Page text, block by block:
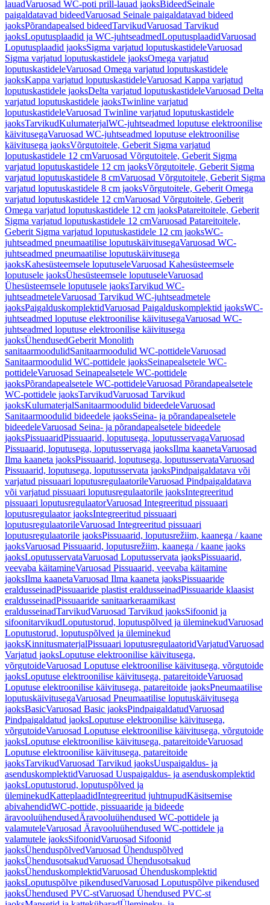
lauadVaruosad WC-poti prill-lauad jaoksBideedSeinale
paigaldatavad bideedVaruosad Seinale paigaldatavad bideed
jaoksPõrandapealsed bideedTarvikudVaruosad Tarvikud
jaoksLoputusplaadid ja WC-juhtseadmedLoputusplaadidVaruosad
Loputusplaadid jaoksSigma varjatud loputuskastideleVaruosad
Sigma varjatud loputuskastidele jaoksOmega varjatud
loputuskastideleVaruosad Omega varjatud loputuskastidele
jaoksKappa varjatud loputuskastideleVaruosad Kappa varjatud
loputuskastidele jaoksDelta varjatud loputuskastideleVaruosad Delta
varjatud loputuskastidele jaoksTwinline varjatud
loputuskastideleVaruosad Twinline varjatud loputuskastidele
jaoksTarvikudKulumaterjalWC-juhtseadmed loputuse elektroonilise
käivitusegaVaruosad WC-juhtseadmed loputuse elektroonilise
käivitusega jaoksVõrgutoitele, Geberit Sigma varjatud
loputuskastidele 12 cmVaruosad Võrgutoitele, Geberit Sigma
varjatud loputuskastidele 12 cm jaoksVõrgutoitele, Geberit Sigma
varjatud loputuskastidele 8 cmVaruosad Võrgutoitele, Geberit Sigma
varjatud loputuskastidele 8 cm jaoksVõrgutoitele, Geberit Omega
varjatud loputuskastidele 12 cmVaruosad Võrgutoitele, Geberit
Omega varjatud loputuskastidele 12 cm jaoksPatareitoitele, Geberit
Sigma varjatud loputuskastidele 12 cmVaruosad Patareitoitele,
Geberit Sigma varjatud loputuskastidele 12 cm jaoksWC-
juhtseadmed pneumaatilise loputuskäivitusegaVaruosad WC-
juhtseadmed pneumaatilise loputuskäivitusega
jaoksKahesüsteemsele loputuseleVaruosad Kahesüsteemsele
loputusele jaoksÜhesüsteemsele loputuseleVaruosad
Ühesüsteemsele loputusele jaoksTarvikud WC-
juhtseadmeteleVaruosad Tarvikud WC-juhtseadmetele
jaoksPaigalduskomplektidVaruosad Paigalduskomplektid jaoksWC-
juhtseadmed loputuse elektroonilise käivitusegaVaruosad WC-
juhtseadmed loputuse elektroonilise käivitusega
jaoksÜhendusedGeberit Monolith
sanitaarmoodulidSanitaarmoodulid WC-pottideleVaruosad
Sanitaarmoodulid WC-pottidele jaoksSeinapealsetele WC-
pottideleVaruosad Seinapealsetele WC-pottidele
jaoksPõrandapealsetele WC-pottideleVaruosad Põrandapealsetele
WC-pottidele jaoksTarvikudVaruosad Tarvikud
jaoksKulumaterjalSanitaarmoodulid bideedeleVaruosad
Sanitaarmoodulid bideedele jaoksSeina- ja põrandapealsetele
bideedeleVaruosad Seina- ja põrandapealsetele bideedele
jaoksPissuaaridPissuaarid, loputusega, loputusservagaVaruosad
Pissuaarid, loputusega, loputusservaga jaoksIlma kaanetaVaruosad
Ilma kaaneta jaoksPissuaarid, loputusega, loputusservataVaruosad
Pissuaarid, loputusega, loputusservata jaoksPindpaigaldatava või
varjatud pissuaari loputusregulaatorileVaruosad Pindpaigaldatava
või varjatud pissuaari loputusregulaatorile jaoksIntegreeritud
pissuaari loputusregulaatorVaruosad Integreeritud pissuaari
loputusregulaator jaoksIntegreeritud pissuaari
loputusregulaatorileVaruosad Integreeritud pissuaari
loputusregulaatorile jaoksPissuaarid, loputusrežiim, kaanega / kaane
jaoksVaruosad Pissuaarid, loputusrežiim, kaanega / kaane jaoks
jaoksLoputusservataVaruosad Loputusservata jaoksPissuaarid,
veevaba käitamineVaruosad Pissuaarid, veevaba käitamine
jaoksIlma kaanetaVaruosad Ilma kaaneta jaoksPissuaaride
eraldusseinadPissuaaride plastist eraldusseinadPissuaaride klaasist
eraldusseinadPissuaaride sanitaarkeraamikast
eraldusseinadTarvikudVaruosad Tarvikud jaoksSifoonid ja
sifoonitarvikudLoputustorud, loputuspõlved ja üleminekudVaruosad
Loputustorud, loputuspõlved ja üleminekud
jaoksKinnitusmaterjalPissuaari loputusregulaatoridVarjatudVaruosad
Varjatud jaoksLoputuse elektroonilise käivitusega,
võrgutoideVaruosad Loputuse elektroonilise käivitusega, võrgutoide
jaoksLoputuse elektroonilise käivitusega, patareitoideVaruosad
Loputuse elektroonilise käivitusega, patareitoide jaoksPneumaatilise
loputuskäivitusegaVaruosad Pneumaatilise loputuskäivitusega
jaoksBasicVaruosad Basic jaoksPindpaigaldatudVaruosad
Pindpaigaldatud jaoksLoputuse elektroonilise käivitusega,
võrgutoideVaruosad Loputuse elektroonilise käivitusega, võrgutoide
jaoksLoputuse elektroonilise käivitusega, patareitoideVaruosad
Loputuse elektroonilise käivitusega, patareitoide
jaoksTarvikudVaruosad Tarvikud jaoksUuspaigaldus- ja
asenduskomplektidVaruosad Uuspaigaldus- ja asenduskomplektid
jaoksLoputustorud, loputuspõlved ja
üleminekudKatteplaadidIntegreeritud juhtnupudKäsitsemise
abivahendidWC-pottide, pissuaaride ja bideede
äravooluühendusedÄravooluühendused WC-pottidele ja
valamuteleVaruosad Äravooluühendused WC-pottidele ja
valamutele jaoksSifoonidVaruosad Sifoonid
jaoksÜhenduspõlvedVaruosad Ühenduspõlved
jaoksÜhendusotsakudVaruosad Ühendusotsakud
jaoksÜhenduskomplektidVaruosad Ühenduskomplektid
jaoksLoputuspõlve pikendusedVaruosad Loputuspõlve pikendused
jaoksÜhendused PVC-stVaruosad Ühendused PVC-st